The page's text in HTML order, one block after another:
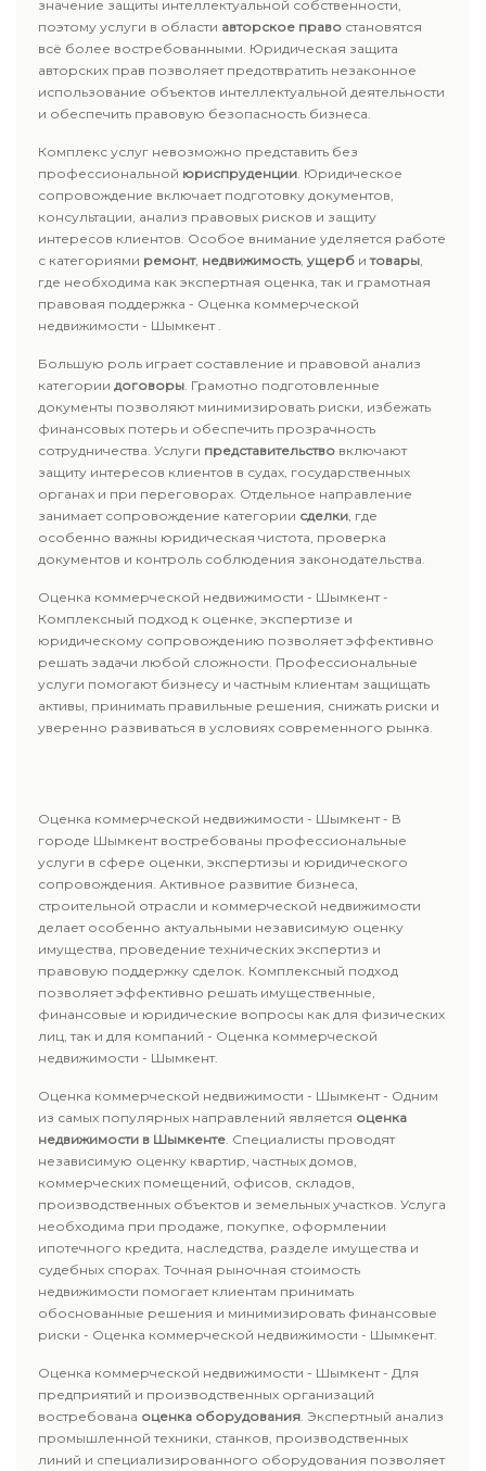
значение защиты интеллектуальной собственности,
поэтому услуги в области авторское право становятся
всё более востребованными. Юридическая защита
авторских прав позволяет предотвратить незаконное
использование объектов интеллектуальной деятельности
и обеспечить правовую безопасность бизнеса.
Комплекс услуг невозможно представить без
профессиональной юриспруденции. Юридическое
сопровождение включает подготовку документов,
консультации, анализ правовых рисков и защиту
интересов клиентов. Особое внимание уделяется работе
с категориями ремонт, недвижимость, ущерб итовары,
где необходима как экспертная оценка, так и грамотная
правовая поддержка - Оценка коммерческой
недвижимости - Шымкент .
Большую роль играет составление и правовой анализ
категории договоры. Грамотно подготовленные
документы позволяют минимизировать риски, избежать
финансовых потерь и обеспечить прозрачность
сотрудничества. Услуги представительство включают
защиту интересов клиентов в судах, государственных
органах и при переговорах. Отдельное направление
занимает сопровождение категории сделки, где
особенно важны юридическая чистота, проверка
документов и контроль соблюдения законодательства.
Оценка коммерческой недвижимости - Шымкент -
Комплексный подход к оценке, экспертизе и
юридическому сопровождению позволяет эффективно
решать задачи любой сложности. Профессиональные
услуги помогают бизнесу и частным клиентам защищать
активы, принимать правильные решения, снижать риски и
уверенно развиваться в условиях современного рынка.
Оценка коммерческой недвижимости - Шымкент - В
городе Шымкент востребованы профессиональные
услуги в сфере оценки, экспертизы и юридического
сопровождения. Активное развитие бизнеса,
строительной отрасли и коммерческой недвижимости
делает особенно актуальными независимую оценку
имущества, проведение технических экспертиз и
правовую поддержку сделок. Комплексный подход
позволяет эффективно решать имущественные,
финансовые и юридические вопросы как для физических
лиц, так и для компаний - Оценка коммерческой
недвижимости - Шымкент.
Оценка коммерческой недвижимости - Шымкент - Одним
из самых популярных направлений является оценка
недвижимости в Шымкенте. Специалисты проводят
независимую оценку квартир, частных домов,
коммерческих помещений, офисов, складов,
производственных объектов и земельных участков. Услуга
необходима при продаже, покупке, оформлении
ипотечного кредита, наследства, разделе имущества и
судебных спорах. Точная рыночная стоимость
недвижимости помогает клиентам принимать
обоснованные решения и минимизировать финансовые
риски - Оценка коммерческой недвижимости - Шымкент.
Оценка коммерческой недвижимости - Шымкент - Для
предприятий и производственных организаций
востребована оценка оборудования. Экспертный анализ
промышленной техники, станков, производственных
линий и специализированного оборудования позволяет